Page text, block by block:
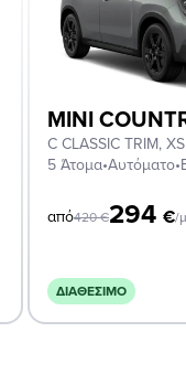
MINI
5 Άτομα•Αυτόματο•
από420€294 €/
ΔΙΑΘΈΣΙΜΟ